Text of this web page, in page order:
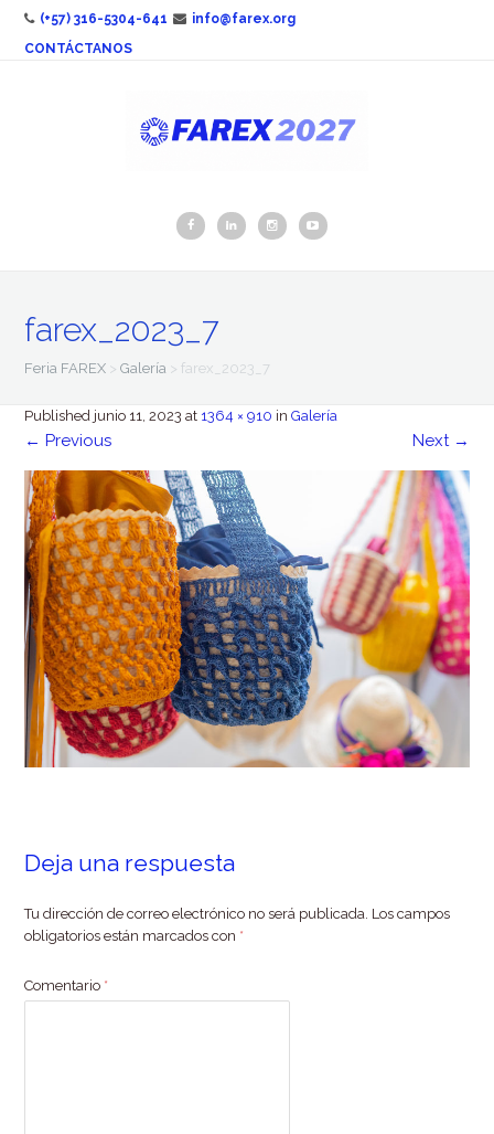
(+57) 316-5304-641
info@farex.org
CONTÁCTANOS
farex_2023_7
Feria FAREX >Galería >farex_2023_7
Published junio 11, 2023 at 1364 × 910 inGalería
← Previous Next →
Deja una respuesta
Tu dirección de correo electrónico no será publicada. Los campos
obligatorios están marcados con *
Comentario *